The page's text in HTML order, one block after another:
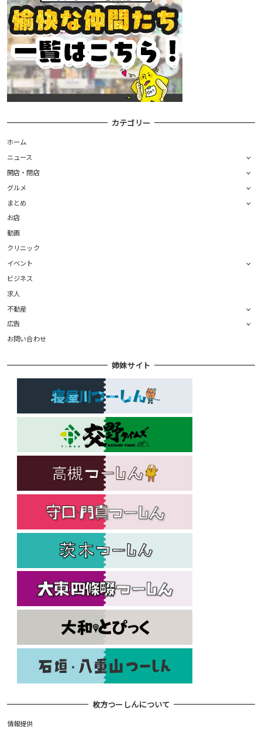
カテゴリー
ホーム
ニュース
開店・閉店
グルメ
まとめ
お店
動画
クリニック
イベント
ビジネス
求人
不動産
広告
お問い合わせ
姉妹サイト
枚方つーしんについて
情報提供